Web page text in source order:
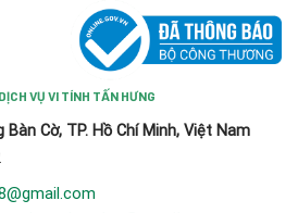
VỤ VI TÍNH TẤN HƯNG
Cờ, TP. Hồ Chí Minh, Việt Nam